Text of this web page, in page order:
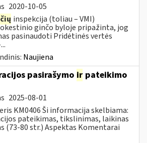
2020-10-05
inspekcija (toliau – VMI)
ginčo byloje pripažinta, jog
pasinaudoti Pridėtinės vertės
Naujiena
pasirašymo ir pateikimo
2025-08-01
KM0406 Ši informacija skelbiama:
pateikimas, tikslinimas, laikinas
(73-80 str.) Aspektas Komentarai